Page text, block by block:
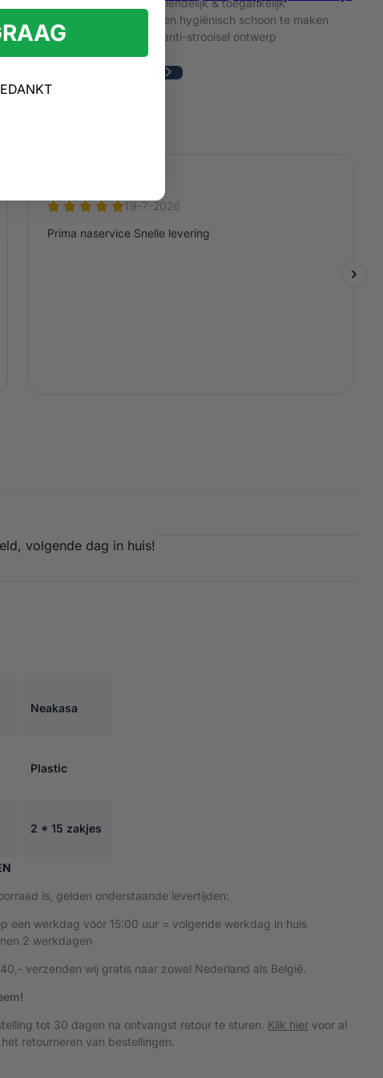
Katvriendelijk & toegankelijk
Snel en hygiënisch schoon te maken
Slim anti-strooisel ontwerp
79,95
volgende dag in huis!
M1 (PLUS) KATTENBAKZAKKEN – 2 ROLLEN
Neakasa
Plastic
2 * 15 zakjes
is, gelden onderstaande levertijden:
een werkdag vóór 15:00 uur = volgende werkdag in huis
2 werkdagen
verzenden wij gratis naar zowel Nederland als België.
tot 30 dagen na ontvangst retour te sturen. Klik hier voor al
retourneren van bestellingen.